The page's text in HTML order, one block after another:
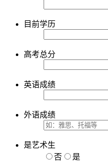
目前学历
高考总分
英语成绩
外语成绩
是艺术生
否
是